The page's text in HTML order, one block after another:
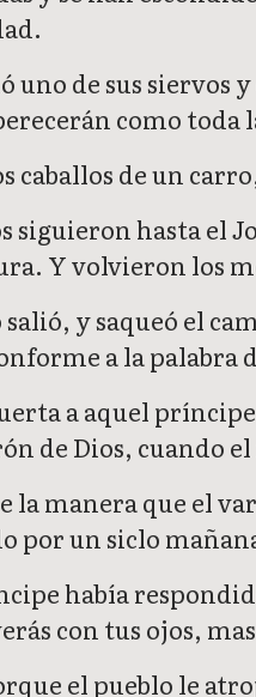
uno de sus siervos
como
caballos de un
siguieron hasta el
Y volvieron los
y saqueó el
a la palabra
a aquel
de Dios, cuando
la manera que el
por un siclo
había
con tus ojos,
el pueblo le